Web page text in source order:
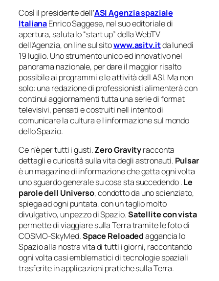
Così il presidente dell’ASI Agenzia spaziale
ItalianaEnrico Saggese, nel suo editoriale di
apertura, saluta lo “start up” della WebTV
dell’Agenzia, on line sul sitowww.asitv.itda lunedì
19 luglio. Uno strumento unico ed innovativo nel
panorama nazionale, per dare il maggior risalto
possibile ai programmi e le attività dell ASI. Ma non
solo: una redazione di professionisti alimenterà con
continui aggiornamenti tutta una serie di format
televisivi, pensati e costruiti nell intento di
comunicare la cultura e l informazione sul mondo
dello Spazio.
Ce n’è per tutti i gusti.Zero Gravityracconta
dettagli e curiosità sulla vita degli astronauti. Pulsar
è un magazine di informazione che getta ogni volta
uno sguardo generale su cosa sta succedendo .Le
parole dell Universo, condotto da uno scienziato,
spiega ad ogni puntata, con un taglio molto
divulgativo, un pezzo di Spazio.Satellite con vista
permette di viaggiare sulla Terra tramite le foto di
COSMO-SkyMed.Space Reloadedaggancia lo
Spazio alla nostra vita di tutti i giorni, raccontando
ogni volta casi emblematici di tecnologie spaziali
trasferite in applicazioni pratiche sulla Terra.